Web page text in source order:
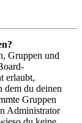
Gruppen und
erlaubt,
dem du deinen
Gruppen
Administrator